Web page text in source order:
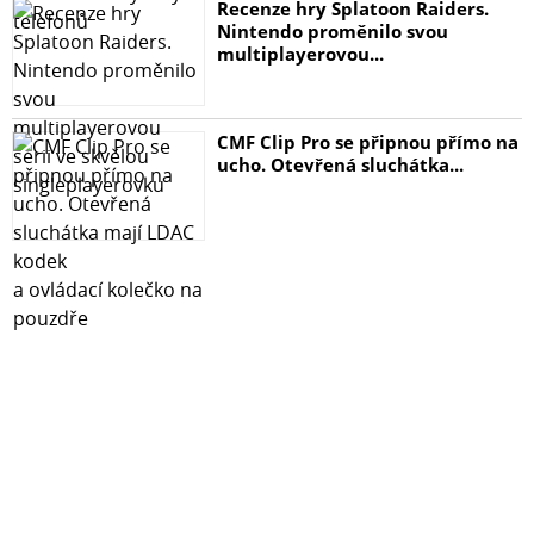
Recenze hry Splatoon Raiders.
Nintendo proměnilo svou
multiplayerovou...
CMF Clip Pro se připnou přímo na
ucho. Otevřená sluchátka...